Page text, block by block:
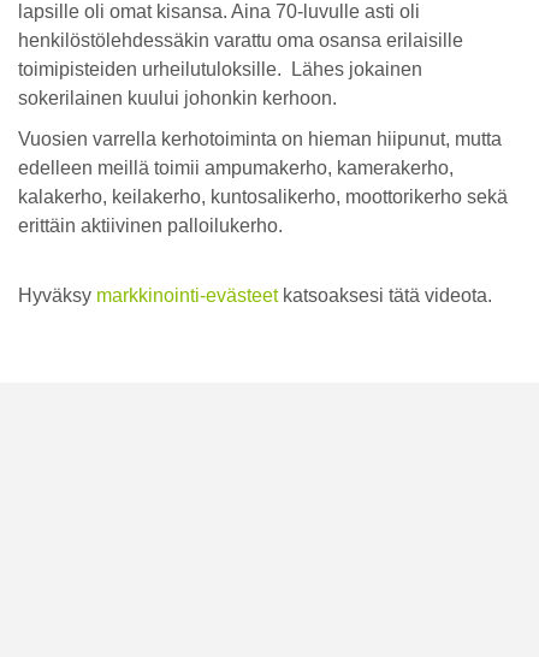
lapsille oli omat kisansa. Aina 70-luvulle asti oli
henkilöstölehdessäkin varattu oma osansa erilaisille
toimipisteiden urheilutuloksille. Lähes jokainen
sokerilainen kuului johonkin kerhoon.
Vuosien varrella kerhotoiminta on hieman hiipunut, mutta
edelleen meillä toimii ampumakerho, kamerakerho,
kalakerho, keilakerho, kuntosalikerho, moottorikerho sekä
erittäin aktiivinen palloilukerho.
Hyväksy markkinointi-evästeetkatsoaksesi tätä videota.